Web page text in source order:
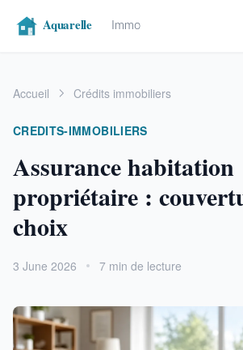
Accueil Crédits immobiliers
CREDITS-IMMOBILIERS
Assurance habitation
propriétaire :
choix
3 June 2026 7 min de lecture